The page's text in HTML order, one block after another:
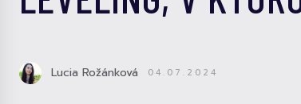
Lucia Rožánková 04.07.2024